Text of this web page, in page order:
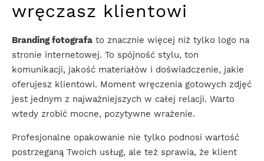
wręczasz klientowi
Branding fotografa to znacznie więcej niż tylko logo na
stronie internetowej. To spójność stylu, ton
komunikacji, jakość materiałów i doświadczenie, jakie
oferujesz klientowi. Moment wręczenia gotowych zdjęć
jest jednym z najważniejszych w całej relacji. Warto
wtedy zrobić mocne, pozytywne wrażenie.
Profesjonalne opakowanie nie tylko podnosi wartość
postrzeganą Twoich usług, ale też sprawia, że klient